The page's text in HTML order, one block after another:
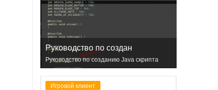
Руководство по создан
Руководство по созданию Java скрипта
сервера
Игровой клиент